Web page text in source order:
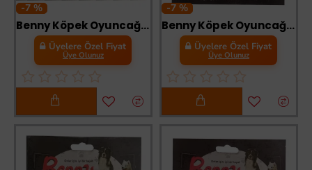
-7 %
Benny Köpek Oyuncağı Pati 9,5 x 9 cm Yeşil
Üyelere Özel Fiyat
Üye Olunuz
-7 %
Benny Köpek Oyuncağı Sert 11 x 10 cm Kırmızı
Üyelere Özel Fiyat
Üye Olunuz